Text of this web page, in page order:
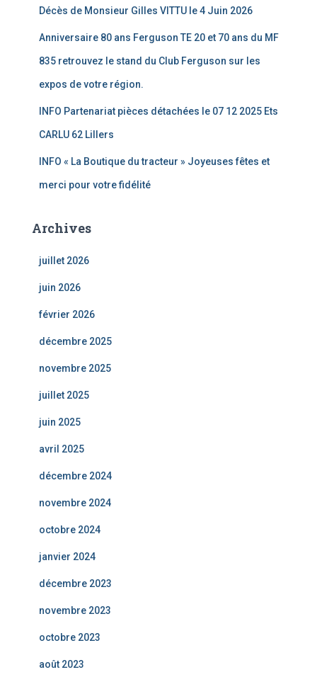
Décès de Monsieur Gilles VITTU le 4 Juin 2026
Anniversaire 80 ans Ferguson TE 20 et 70 ans du MF
835 retrouvez le stand du Club Ferguson sur les
expos de votre région.
INFO Partenariat pièces détachées le 07 12 2025 Ets
CARLU 62 Lillers
INFO « La Boutique du tracteur » Joyeuses fêtes et
merci pour votre fidélité
Archives
juillet 2026
juin 2026
février 2026
décembre 2025
novembre 2025
juillet 2025
juin 2025
avril 2025
décembre 2024
novembre 2024
octobre 2024
janvier 2024
décembre 2023
novembre 2023
octobre 2023
août 2023